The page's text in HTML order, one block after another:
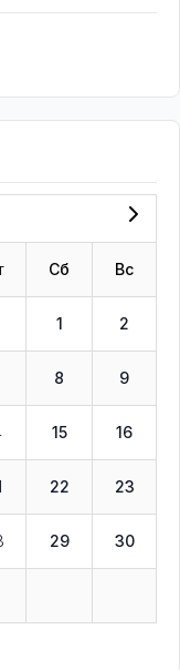
Сб Вс
1 2
8 9
15 16
22 23
29 30